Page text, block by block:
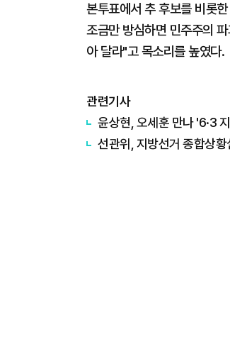
본투표에서 추 후보를 비롯
조금만 방심하면 민주주의
아 달라"고 목소리를 높였다.
관련기사
윤상현, 오세훈 만나 '6·3
선관위, 지방선거 종합상